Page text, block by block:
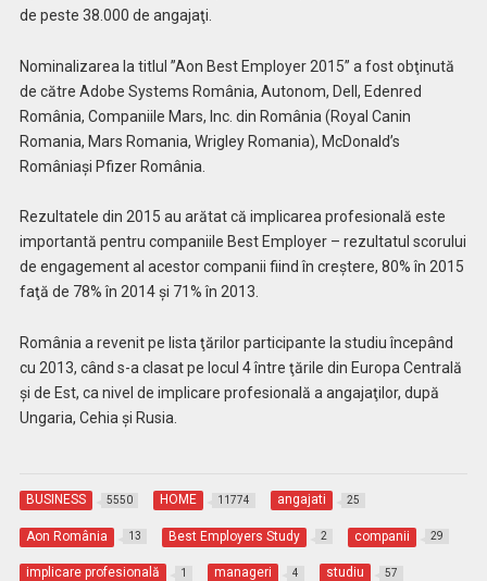
de peste 38.000 de angajaţi.
Nominalizarea la titlul ”Aon Best Employer 2015” a fost obţinută
de către Adobe Systems România, Autonom, Dell, Edenred
România, Companiile Mars, Inc. din România (Royal Canin
Romania, Mars Romania, Wrigley Romania), McDonald’s
Româniaşi Pfizer România.
Rezultatele din 2015 au arătat că implicarea profesională este
importantă pentru companiile Best Employer – rezultatul scorului
de engagement al acestor companii fiind în creştere, 80% în 2015
faţă de 78% în 2014 şi 71% în 2013.
România a revenit pe lista ţărilor participante la studiu începând
cu 2013, când s-a clasat pe locul 4 între ţările din Europa Centrală
şi de Est, ca nivel de implicare profesională a angajaţilor, după
Ungaria, Cehia şi Rusia.
BUSINESS 5550 HOME 11774 angajati 25
Aon România 13 Best Employers Study 2 companii 29
implicare profesională 1 manageri 4 studiu 57